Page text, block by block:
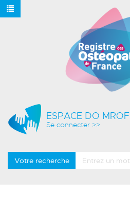
ESPACE DO MROF
Se connecter >>
Votre recherche